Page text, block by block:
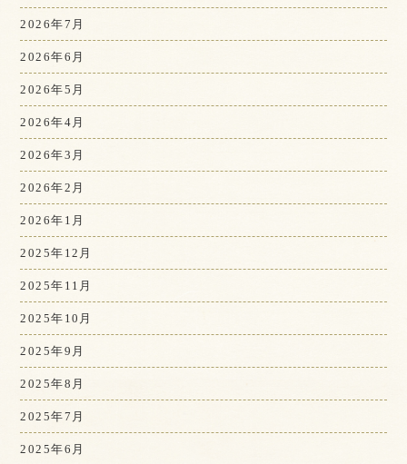
2026年7月
2026年6月
2026年5月
2026年4月
2026年3月
2026年2月
2026年1月
2025年12月
2025年11月
2025年10月
2025年9月
2025年8月
2025年7月
2025年6月